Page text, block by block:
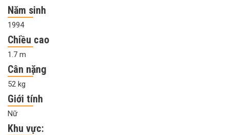
Năm sinh
1994
Chiều cao
1.7 m
Cân nặng
52 kg
Giới tính
Nữ
Khu vực: